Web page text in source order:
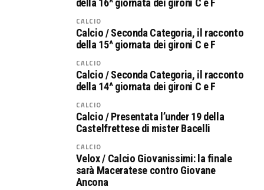
CALCIO
Calcio / Seconda Categoria, il racconto
della 15^ giornata dei gironi C e F
CALCIO
Calcio / Seconda Categoria, il racconto
della 14^ giornata dei gironi C e F
CALCIO
Calcio / Presentata l’under 19 della
Castelfrettese di mister Bacelli
CALCIO
Velox / Calcio Giovanissimi: la finale
sarà Maceratese contro Giovane
Ancona